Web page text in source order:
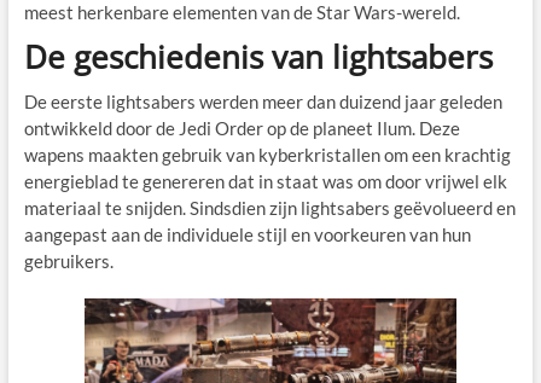
meest herkenbare elementen van de Star Wars-wereld.
De geschiedenis van lightsabers
De eerste lightsabers werden meer dan duizend jaar geleden
ontwikkeld door de Jedi Order op de planeet Ilum. Deze
wapens maakten gebruik van kyberkristallen om een krachtig
energieblad te genereren dat in staat was om door vrijwel elk
materiaal te snijden. Sindsdien zijn lightsabers geëvolueerd en
aangepast aan de individuele stijl en voorkeuren van hun
gebruikers.